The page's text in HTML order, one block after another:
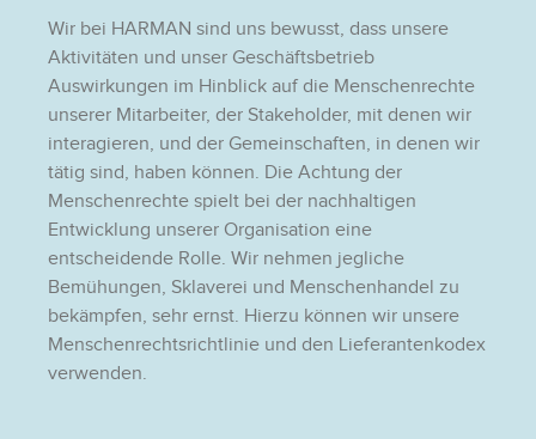
Wir bei HARMAN sind uns bewusst, dass unsere
Aktivitäten und unser Geschäftsbetrieb
Auswirkungen im Hinblick auf die Menschenrechte
unserer Mitarbeiter, der Stakeholder, mit denen wir
interagieren, und der Gemeinschaften, in denen wir
tätig sind, haben können. Die Achtung der
Menschenrechte spielt bei der nachhaltigen
Entwicklung unserer Organisation eine
entscheidende Rolle. Wir nehmen jegliche
Bemühungen, Sklaverei und Menschenhandel zu
bekämpfen, sehr ernst. Hierzu können wir unsere
Menschenrechtsrichtlinie und den Lieferantenkodex
verwenden.